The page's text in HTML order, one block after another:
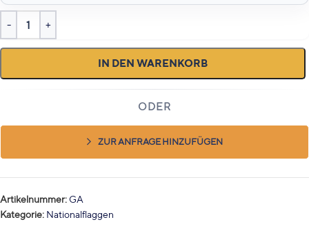
IN DEN WARENKORB
ZUR ANFRAGE HINZUFÜGEN
Artikelnummer:GA
Kategorie: Nationalflaggen